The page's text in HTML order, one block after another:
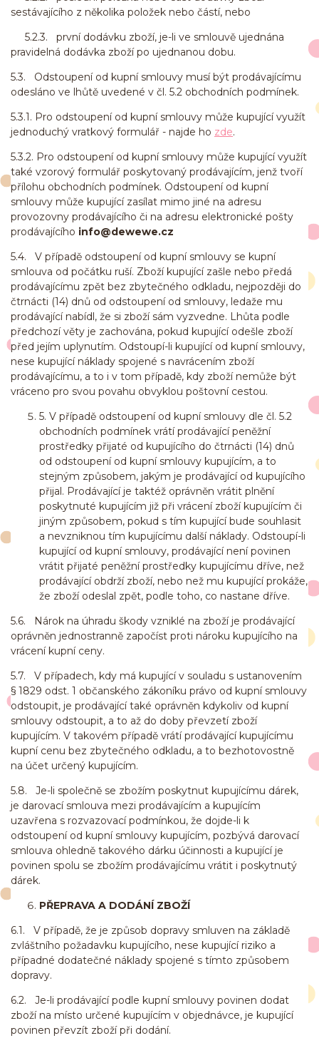
sestávajícího z několika položek nebo částí, nebo
5.2.3. první dodávku zboží, je-li ve smlouvě ujednána
pravidelná dodávka zboží po ujednanou dobu.
5.3. Odstoupení od kupní smlouvy musí být prodávajícímu
odesláno ve lhůtě uvedené v čl. 5.2 obchodních podmínek.
5.3.1. Pro odstoupení od kupní smlouvy může kupující využít
jednoduchý vratkový formulář - najde ho zde.
5.3.2. Pro odstoupení od kupní smlouvy může kupující využít
také vzorový formulář poskytovaný prodávajícím, jenž tvoří
přílohu obchodních podmínek. Odstoupení od kupní
smlouvy může kupující zasílat mimo jiné na adresu
provozovny prodávajícího či na adresu elektronické pošty
prodávajícího info@dewewe.cz
5.4. V případě odstoupení od kupní smlouvy se kupní
smlouva od počátku ruší. Zboží kupující zašle nebo předá
prodávajícímu zpět bez zbytečného odkladu, nejpozději do
čtrnácti (14) dnů od odstoupení od smlouvy, ledaže mu
prodávající nabídl, že si zboží sám vyzvedne. Lhůta podle
předchozí věty je zachována, pokud kupující odešle zboží
před jejím uplynutím. Odstoupí-li kupující od kupní smlouvy,
nese kupující náklady spojené s navrácením zboží
prodávajícímu, a to i v tom případě, kdy zboží nemůže být
vráceno pro svou povahu obvyklou poštovní cestou.
5. V případě odstoupení od kupní smlouvy dle čl. 5.2
obchodních podmínek vrátí prodávající peněžní
prostředky přijaté od kupujícího do čtrnácti (14) dnů
od odstoupení od kupní smlouvy kupujícím, a to
stejným způsobem, jakým je prodávající od kupujícího
přijal. Prodávající je taktéž oprávněn vrátit plnění
poskytnuté kupujícím již při vrácení zboží kupujícím či
jiným způsobem, pokud s tím kupující bude souhlasit
a nevzniknou tím kupujícímu další náklady. Odstoupí-li
kupující od kupní smlouvy, prodávající není povinen
vrátit přijaté peněžní prostředky kupujícímu dříve, než
prodávající obdrží zboží, nebo než mu kupující prokáže,
že zboží odeslal zpět, podle toho, co nastane dříve.
5.6. Nárok na úhradu škody vzniklé na zboží je prodávající
oprávněn jednostranně započíst proti nároku kupujícího na
vrácení kupní ceny.
5.7. V případech, kdy má kupující v souladu s ustanovením
§ 1829 odst. 1 občanského zákoníku právo od kupní smlouvy
odstoupit, je prodávající také oprávněn kdykoliv od kupní
smlouvy odstoupit, a to až do doby převzetí zboží
kupujícím. V takovém případě vrátí prodávající kupujícímu
kupní cenu bez zbytečného odkladu, a to bezhotovostně
na účet určený kupujícím.
5.8. Je-li společně se zbožím poskytnut kupujícímu dárek,
je darovací smlouva mezi prodávajícím a kupujícím
uzavřena s rozvazovací podmínkou, že dojde-li k
odstoupení od kupní smlouvy kupujícím, pozbývá darovací
smlouva ohledně takového dárku účinnosti a kupující je
povinen spolu se zbožím prodávajícímu vrátit i poskytnutý
dárek.
PŘEPRAVA A DODÁNÍ ZBOŽÍ
6.1. V případě, že je způsob dopravy smluven na základě
zvláštního požadavku kupujícího, nese kupující riziko a
případné dodatečné náklady spojené s tímto způsobem
dopravy.
6.2. Je-li prodávající podle kupní smlouvy povinen dodat
zboží na místo určené kupujícím v objednávce, je kupující
povinen převzít zboží při dodání.